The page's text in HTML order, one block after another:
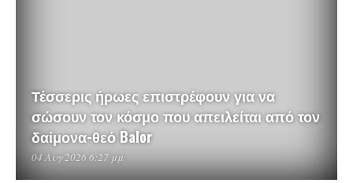
Τέσσερις ήρωες επιστρέφουν για να
σώσουν τον κόσμο που απειλείται από τον
δαίμονα-θεό Balor
04 Αυγ 2026 6:27 μμ